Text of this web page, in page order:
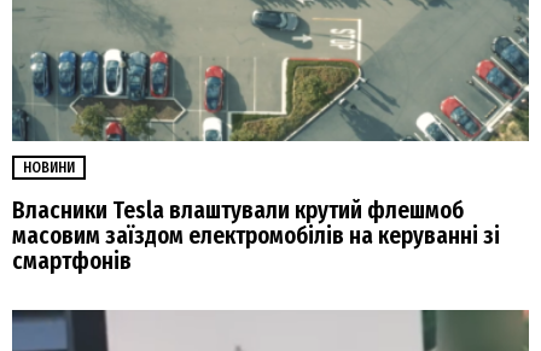
НОВИНИ
Власники Tesla влаштували крутий флешмоб
масовим заїздом електромобілів на керуванні зі
смартфонів